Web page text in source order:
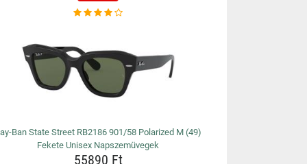
Ban State Street RB2186 901/58 Polarized M (49)
Fekete Unisex Napszemüvegek
55890 Ft